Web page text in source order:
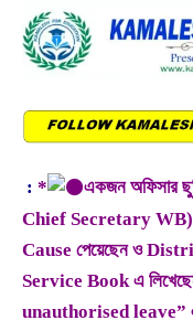
: *
একজন অফিসার
Chief Secretary WB)
Cause পেয়েছেন ও
Service Book এ
unauthorised leave”